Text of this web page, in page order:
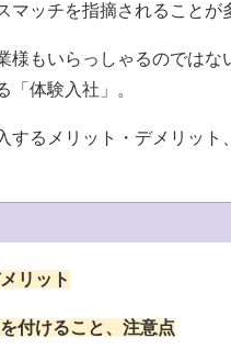
マッチを指摘されることが
様もいらっしゃるのでは
体験入社」。
するメリット・デメリッ
リット
付けること、注意点